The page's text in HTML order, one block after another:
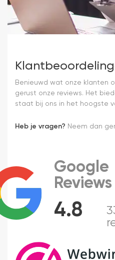
Benieuwd wat onze klanten
gerust onze reviews. Het
staat bij ons in het hoogste
Heb je vragen? Neem dan
4.8
Google
Reviews